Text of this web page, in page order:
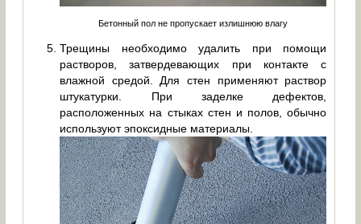
Бетонный пол не пропускает излишнюю влагу
Трещины необходимо удалить при помощи
растворов, затвердевающих при контакте с
влажной средой. Для стен применяют раствор
штукатурки. При заделке дефектов,
расположенных на стыках стен и полов, обычно
используют эпоксидные материалы.